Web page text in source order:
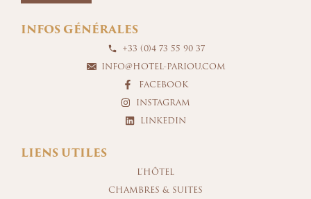
INFOS GÉNÉRALES
+33 (0)4 73 55 90 37
INFO@HOTEL-PARIOU.COM
FACEBOOK
INSTAGRAM
LINKEDIN
LIENS UTILES
L’HÔTEL
CHAMBRES & SUITES